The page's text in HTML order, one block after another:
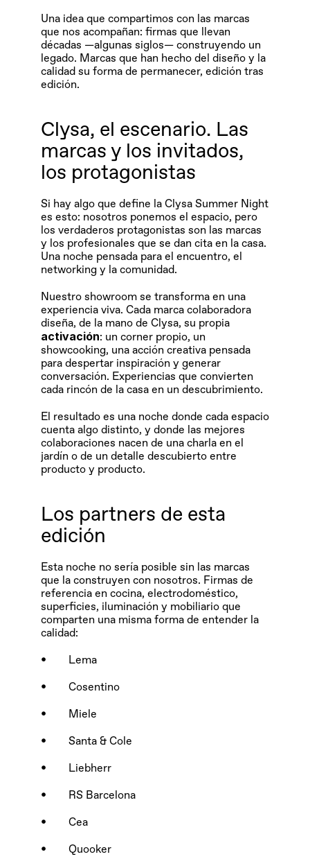
Una idea que compartimos con las marcas
que nos acompañan: firmas que llevan
décadas —algunas siglos— construyendo un
legado. Marcas que han hecho del diseño y la
calidad su forma de permanecer, edición tras
edición.
Clysa, el escenario. Las
marcas y los invitados,
los protagonistas
Si hay algo que define la Clysa Summer Night
es esto: nosotros ponemos el espacio, pero
los verdaderos protagonistas son las marcas
y los profesionales que se dan cita en la casa.
Una noche pensada para el encuentro, el
networking y la comunidad.
Nuestro showroom se transforma en una
experiencia viva. Cada marca colaboradora
activación: un corner propio, un
showcooking, una acción creativa pensada
para despertar inspiración y generar
conversación. Experiencias que convierten
cada rincón de la casa en un descubrimiento.
El resultado es una noche donde cada espacio
cuenta algo distinto, y donde las mejores
colaboraciones nacen de una charla en el
jardín o de un detalle descubierto entre
producto y producto.
Los partners de esta
edición
Esta noche no sería posible sin las marcas
que la construyen con nosotros. Firmas de
referencia en cocina, electrodoméstico,
superficies, iluminación y mobiliario que
comparten una misma forma de entender la
calidad:
•        Lema
•        Cosentino
•        Miele
•        Santa & Cole
•        Liebherr
•        RS Barcelona
•        Cea
•        Quooker